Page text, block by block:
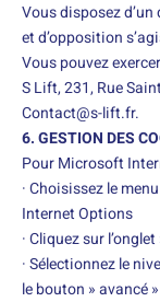
Vous disposez
et d’opposition
Vous pouvez
S Lift, 231, Rue
Contact@s-lift.fr.
6. GESTION DES
Pour Microsoft
· Choisissez le
Internet Options
· Cliquez sur
· Sélectionnez le
le bouton » avancé